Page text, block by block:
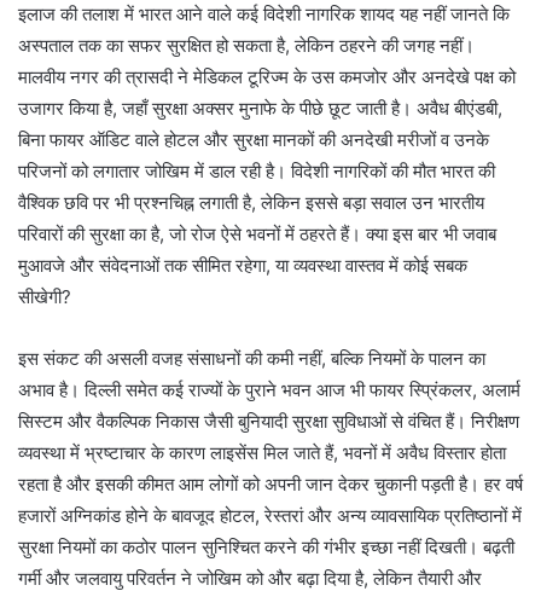
इलाज की तलाश में भारत आने वाले कई विदेशी नागरिक शायद यह नहीं जानते कि
अस्पताल तक का सफर सुरक्षित हो सकता है, लेकिन ठहरने की जगह नहीं।
मालवीय नगर की त्रासदी ने मेडिकल टूरिज्म के उस कमजोर और अनदेखे पक्ष को
उजागर किया है, जहाँ सुरक्षा अक्सर मुनाफे के पीछे छूट जाती है। अवैध बीएंडबी,
बिना फायर ऑडिट वाले होटल और सुरक्षा मानकों की अनदेखी मरीजों व उनके
परिजनों को लगातार जोखिम में डाल रही है। विदेशी नागरिकों की मौत भारत की
वैश्विक छवि पर भी प्रश्नचिह्न लगाती है, लेकिन इससे बड़ा सवाल उन भारतीय
परिवारों की सुरक्षा का है, जो रोज ऐसे भवनों में ठहरते हैं। क्या इस बार भी जवाब
मुआवजे और संवेदनाओं तक सीमित रहेगा, या व्यवस्था वास्तव में कोई सबक
सीखेगी?
इस संकट की असली वजह संसाधनों की कमी नहीं, बल्कि नियमों के पालन का
अभाव है। दिल्ली समेत कई राज्यों के पुराने भवन आज भी फायर स्प्रिंकलर, अलार्म
सिस्टम और वैकल्पिक निकास जैसी बुनियादी सुरक्षा सुविधाओं से वंचित हैं। निरीक्षण
व्यवस्था में भ्रष्टाचार के कारण लाइसेंस मिल जाते हैं, भवनों में अवैध विस्तार होता
रहता है और इसकी कीमत आम लोगों को अपनी जान देकर चुकानी पड़ती है। हर वर्ष
हजारों अग्निकांड होने के बावजूद होटल, रेस्तरां और अन्य व्यावसायिक प्रतिष्ठानों में
सुरक्षा नियमों का कठोर पालन सुनिश्चित करने की गंभीर इच्छा नहीं दिखती। बढ़ती
गर्मी और जलवायु परिवर्तन ने जोखिम को और बढ़ा दिया है, लेकिन तैयारी और